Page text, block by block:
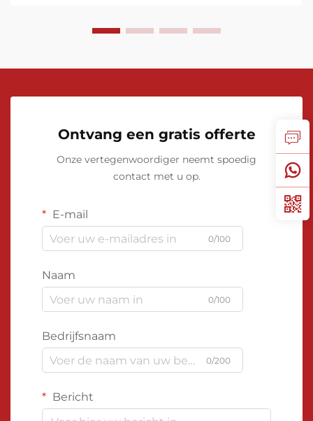
Ontvang een gratis offerte
Onze vertegenwoordiger neemt spoedig
contact met u op.
E-mail
0/100
Naam
0/100
Bedrijfsnaam
0/200
Bericht